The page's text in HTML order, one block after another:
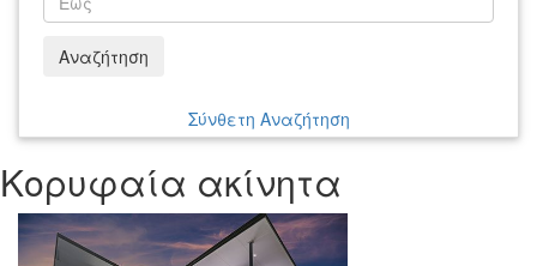
Αναζήτηση
Σύνθετη Αναζήτηση
Κορυφαία ακίνητα